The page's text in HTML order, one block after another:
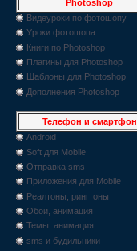
Photoshop
Видеуроки по фотошопу
Уроки фотошопа
Книги по Photoshop
Плагины для Photoshop
Шаблоны для Photoshop
Дополнения Photoshop
Телефон и смартфон
Android
Soft для Mobile
Отправка sms
Приложения для Mobile
Реалтоны, рингтоны
Обои, анимация
Темы, анимация
sms и будильники